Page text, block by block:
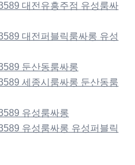
대전유흥주점 유성룸싸
대전퍼블릭룸싸롱 유성
둔산동룸싸롱
세종시룸싸롱 둔산동룸
유성룸싸롱
유성룸싸롱 유성퍼블릭